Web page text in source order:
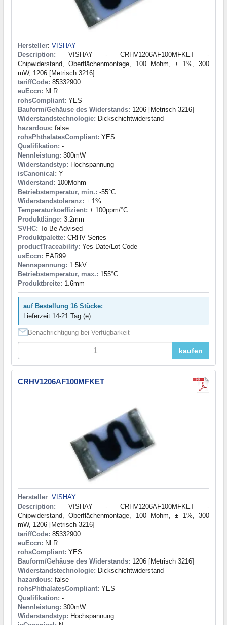
Hersteller: VISHAY
Description: VISHAY - CRHV1206AF100MFKET -
Chipwiderstand, Oberflächenmontage, 100 Mohm, ± 1%, 300
mW, 1206 [Metrisch 3216]
tariffCode: 85332900
euEccn: NLR
rohsCompliant: YES
Bauform/Gehäuse des Widerstands: 1206 [Metrisch 3216]
Widerstandstechnologie: Dickschichtwiderstand
hazardous: false
rohsPhthalatesCompliant: YES
Qualifikation: -
Nennleistung: 300mW
Widerstandstyp: Hochspannung
isCanonical: Y
Widerstand: 100Mohm
Betriebstemperatur, min.: -55°C
Widerstandstoleranz: ± 1%
Temperaturkoeffizient: ± 100ppm/°C
Produktlänge: 3.2mm
SVHC: To Be Advised
Produktpalette: CRHV Series
productTraceability: Yes-Date/Lot Code
usEccn: EAR99
Nennspannung: 1.5kV
Betriebstemperatur, max.: 155°C
Produktbreite: 1.6mm
auf Bestellung 16 Stücke:
Lieferzeit 14-21 Tag (e)
Benachrichtigung bei Verfügbarkeit
kaufen
CRHV1206AF100MFKET
Hersteller: VISHAY
Description: VISHAY - CRHV1206AF100MFKET -
Chipwiderstand, Oberflächenmontage, 100 Mohm, ± 1%, 300
mW, 1206 [Metrisch 3216]
tariffCode: 85332900
euEccn: NLR
rohsCompliant: YES
Bauform/Gehäuse des Widerstands: 1206 [Metrisch 3216]
Widerstandstechnologie: Dickschichtwiderstand
hazardous: false
rohsPhthalatesCompliant: YES
Qualifikation: -
Nennleistung: 300mW
Widerstandstyp: Hochspannung